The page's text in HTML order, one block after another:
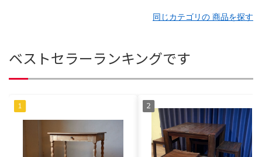
同じカテゴリの 商品を探す
ベストセラーランキングです